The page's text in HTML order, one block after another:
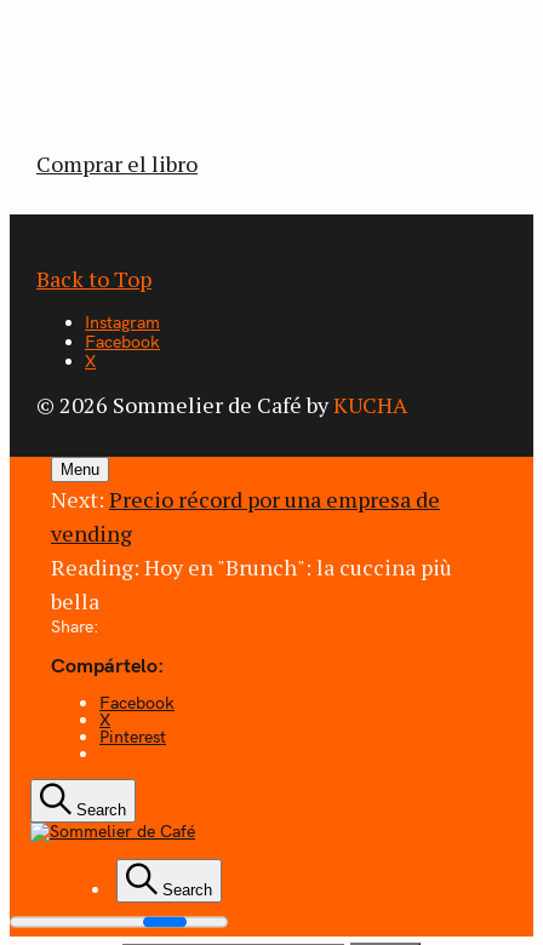
Comprar el libro
Back to Top
Instagram
Facebook
X
© 2026 Sommelier de Café byKUCHA
Menu
Next: Precio récord por una empresa de
vending
Reading: Hoy en "Brunch": la cuccina più
bella
Share:
Compártelo:
Facebook
X
Pinterest
Search
Coffee + Ideas Search